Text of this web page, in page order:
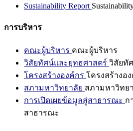
Sustainability Report
การบริหาร
คณะผู้บริหาร คณะผู้บริหาร
วิสัยทัศน์และยุทธศาสตร์ วิสัยทั
โครงสร้างองค์กร โครงสร้างอ
สภามหาวิทยาลัย สภามหาวิทย
การเปิดเผยข้อมูลสู่สาธารณะ ก
สาธารณะ